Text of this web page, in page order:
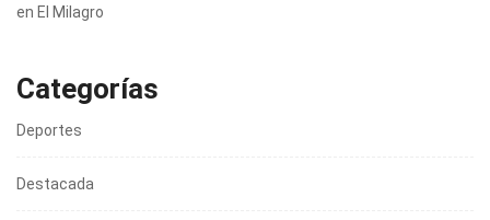
en El Milagro
Categorías
Deportes
Destacada